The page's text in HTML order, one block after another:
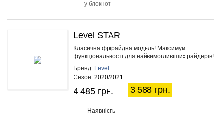
у блокнот
Level STAR
Класична фрірайдна модель! Максимум
функціональності для найвимогливіших райдерів!
Бренд: Level
Сезон: 2020/2021
4 485 грн. 3 588 грн.
Наявність